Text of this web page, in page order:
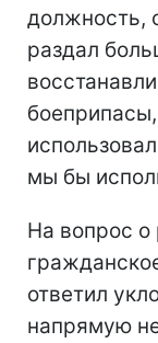
должность,
раздал
мы бы
На вопрос о
ответил
напрямую